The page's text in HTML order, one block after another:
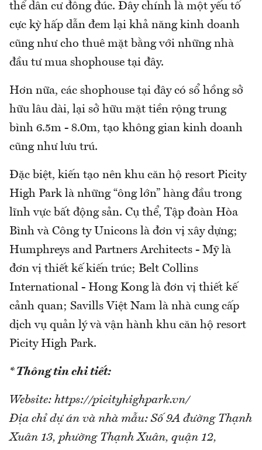
thể dân cư đông đúc. Đây chính là một yếu tố
cực kỳ hấp dẫn đem lại khả năng kinh doanh
cũng như cho thuê mặt bằng với những nhà
đầu tư mua shophouse tại đây.
Hơn nữa, các shophouse tại đây có sổ hồng sở
hữu lâu dài, lại sở hữu mặt tiền rộng trung
bình 6.5m - 8.0m, tạo không gian kinh doanh
cũng như lưu trú.
Đặc biệt, kiến tạo nên khu căn hộ resort Picity
High Park là những “ông lớn” hàng đầu trong
lĩnh vực bất động sản. Cụ thể, Tập đoàn Hòa
Bình và Công ty Unicons là đơn vị xây dựng;
Humphreys and Partners Architects - Mỹ là
đơn vị thiết kế kiến trúc; Belt Collins
International - Hong Kong là đơn vị thiết kế
cảnh quan; Savills Việt Nam là nhà cung cấp
dịch vụ quản lý và vận hành khu căn hộ resort
Picity High Park.
* Thông tin chi tiết:
Website: https://picityhighpark.vn/
Địa chỉ dự án và nhà mẫu: Số 9A đường Thạnh
Xuân 13, phường Thạnh Xuân, quận 12,